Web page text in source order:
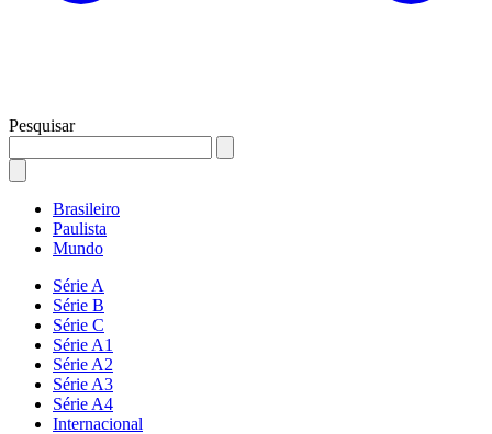
Pesquisar
Brasileiro
Paulista
Mundo
Série A
Série B
Série C
Série A1
Série A2
Série A3
Série A4
Internacional